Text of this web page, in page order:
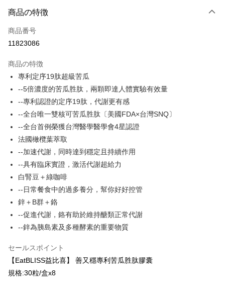
クレジットカード1回払い
コンビニ店頭代金引換
Apple Pay
JKOPAY
Easy Wallet
Google Pay
Plus Pay
AFTEE代金後払い
説明
一、 AFTEE代金後払いについて
1.お支払い方法でAFTEE代金後払いを選択すると、携帯電話認証ウィンド
ウが表示されます。
2.SMSで認証してお支払い手続を進めてください。
3.注文するときのお支払いは不要です。商品はご指定の住所に配送されま
4.ご注文が完了すると、携帯に支払い通知のSMSが届きます。アプリ会員
の場合は、AFTEE アプリプッシュ通知が届きます。
5.商品受け取り時のお支払いは不要です。商品を確かめてから、SMSまた
はアプリの通知に従って、4大コンビニ、またはATM/オンラインバンキン
配送方法
配送毎にNT$100、NT$600以上で送料無料
付款後全家取貨
商品の特徴
商品番号
11823086
商品の特徴
專利定序19肽超級苦瓜
--5倍濃度的苦瓜胜肽，兩顆即達人體實驗有效量
--專利認證的定序19肽，代謝更有感
--全台唯一雙核可苦瓜胜肽〔美國FDA×台灣SNQ〕
--全台首例榮獲台灣醫學醫學會4星認證
法國橄欖葉萃取
--加速代謝，同時達到穩定且持續作用
--具有臨床實證，激活代謝超給力
白腎豆＋綠咖啡
--日常餐食中的過多養分，幫你好好控管
鋅＋B群＋鉻
--促進代謝，鉻有助於維持醣類正常代謝
--鋅為胰島素及多種酵素的重要物質
セールスポイント
【EatBLISS益比喜】 善又穩專利苦瓜胜肽膠囊
規格:30粒/盒x8